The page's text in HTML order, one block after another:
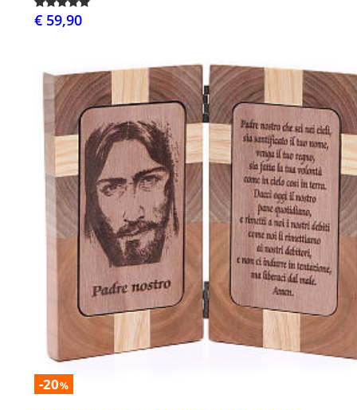
€ 59,90
-20%